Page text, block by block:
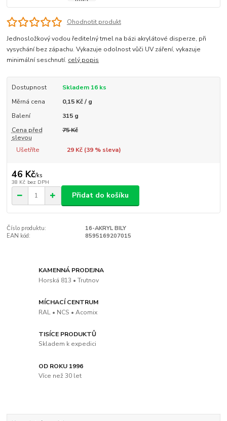
Ohodnotit produkt
Jednosložkový vodou ředitelný tmel na bázi akrylátové disperze, při
vysychání bez zápachu. Vykazuje odolnost vůči UV záření, vykazuje
minimální seschnutí. celý popis
Dostupnost
Skladem 16 ks
Měrná cena
0,15 Kč / g
Balení
315 g
Cena před
slevou
75 Kč
Ušetříte 29 Kč (39% sleva)
46 Kč/ks
38 Kč bez DPH
Přidat do košíku
Číslo produktu:
16-AKRYL BILY
EAN kód:
8595169207015
KAMENNÁ PRODEJNA
Horská 813 • Trutnov
MÍCHACÍ CENTRUM
RAL • NCS • Acomix
TISÍCE PRODUKTŮ
Skladem k expedici
OD ROKU 1996
Více než 30 let